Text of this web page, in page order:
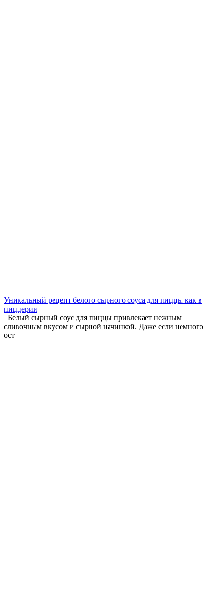
Уникальный рецепт белого сырного соуса для пиццы как в
пиццерии
Белый сырный соус для пиццы привлекает нежным
сливочным вкусом и сырной начинкой. Даже если немного
ост